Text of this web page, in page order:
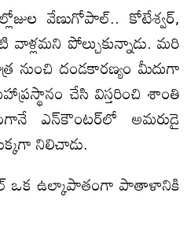
వేణుగోపాల్‌.. కోటేశ్వర్‌,
వాళ్లమని పోల్చుకున్నాడు. మరి
దండకారణ్యం మీదుగా
చేసి విస్తరించి శాంతి
ఎన్‌కౌంటర్‌లో అమరుడై
నిలిచాడు.
ఒక ఉల్కాపాతంగా పాతాళానికి